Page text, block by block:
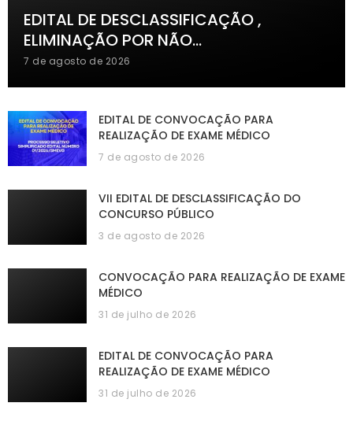
EDITAL DE DESCLASSIFICAÇÃO ,
ELIMINAÇÃO POR NÃO…
7 de agosto de 2026
EDITAL DE CONVOCAÇÃO PARA
REALIZAÇÃO DE EXAME MÉDICO
7 de agosto de 2026
VII EDITAL DE DESCLASSIFICAÇÃO DO
CONCURSO PÚBLICO
3 de agosto de 2026
CONVOCAÇÃO PARA REALIZAÇÃO DE EXAME
MÉDICO
31 de julho de 2026
EDITAL DE CONVOCAÇÃO PARA
REALIZAÇÃO DE EXAME MÉDICO
31 de julho de 2026